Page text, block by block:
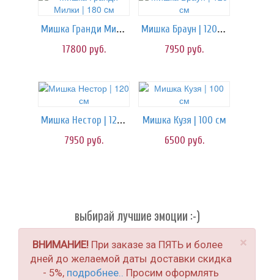
Мишка Гранди Милки | 180 cм
17800 руб.
Мишка Браун | 120 см
7950 руб.
Мишка Нестор | 120 см
7950 руб.
Мишка Кузя | 100 см
6500 руб.
выбирай лучшие эмоции :-)
×
ВНИМАНИЕ! При заказе за ПЯТЬ и более
дней до желаемой даты доставки скидка
- 5%, подробнее.. Просим оформлять